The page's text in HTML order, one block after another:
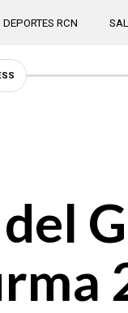
DEPORTES RCN